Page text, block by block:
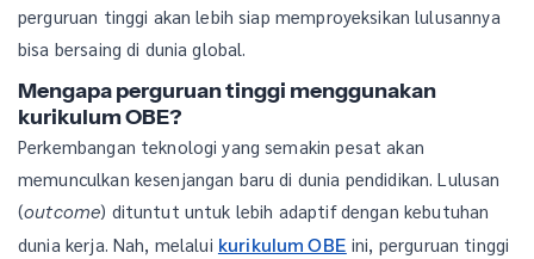
perguruan tinggi akan lebih siap memproyeksikan lulusannya
bisa bersaing di dunia global.
Mengapa perguruan tinggi menggunakan
kurikulum OBE?
Perkembangan teknologi yang semakin pesat akan
memunculkan kesenjangan baru di dunia pendidikan. Lulusan
(outcome) dituntut untuk lebih adaptif dengan kebutuhan
dunia kerja. Nah, melalui kurikulum OBE ini, perguruan tinggi